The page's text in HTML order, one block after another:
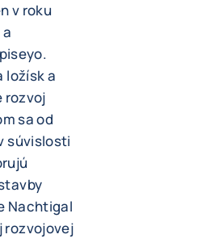
v roku
ložísk a
rozvoj
sa od
súvislosti
Nachtigal
rozvojovej